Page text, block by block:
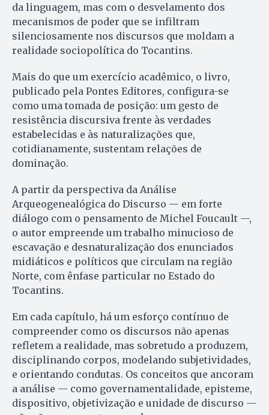
da linguagem, mas com o desvelamento dos
mecanismos de poder que se infiltram
silenciosamente nos discursos que moldam a
realidade sociopolítica do Tocantins.
Mais do que um exercício acadêmico, o livro,
publicado pela Pontes Editores, configura-se
como uma tomada de posição: um gesto de
resistência discursiva frente às verdades
estabelecidas e às naturalizações que,
cotidianamente, sustentam relações de
dominação.
A partir da perspectiva da Análise
Arqueogenealógica do Discurso — em forte
diálogo com o pensamento de Michel Foucault —,
o autor empreende um trabalho minucioso de
escavação e desnaturalização dos enunciados
midiáticos e políticos que circulam na região
Norte, com ênfase particular no Estado do
Tocantins.
Em cada capítulo, há um esforço contínuo de
compreender como os discursos não apenas
refletem a realidade, mas sobretudo a produzem,
disciplinando corpos, modelando subjetividades,
e orientando condutas. Os conceitos que ancoram
a análise — como governamentalidade, episteme,
dispositivo, objetivização e unidade de discurso —